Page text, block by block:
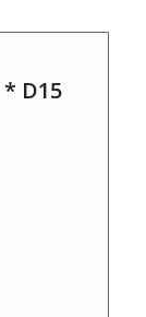
D15